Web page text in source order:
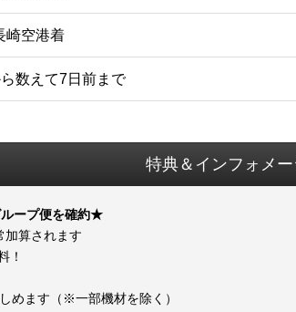
崎空港着
数えて7日前まで
特典＆インフォメ
ープ便を確約★
加算されます
！
めます（※一部機材を除く）